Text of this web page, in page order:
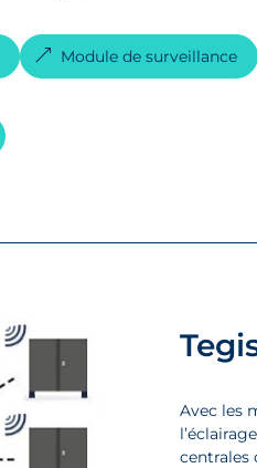
Module de surveillance
Avec les
centrales